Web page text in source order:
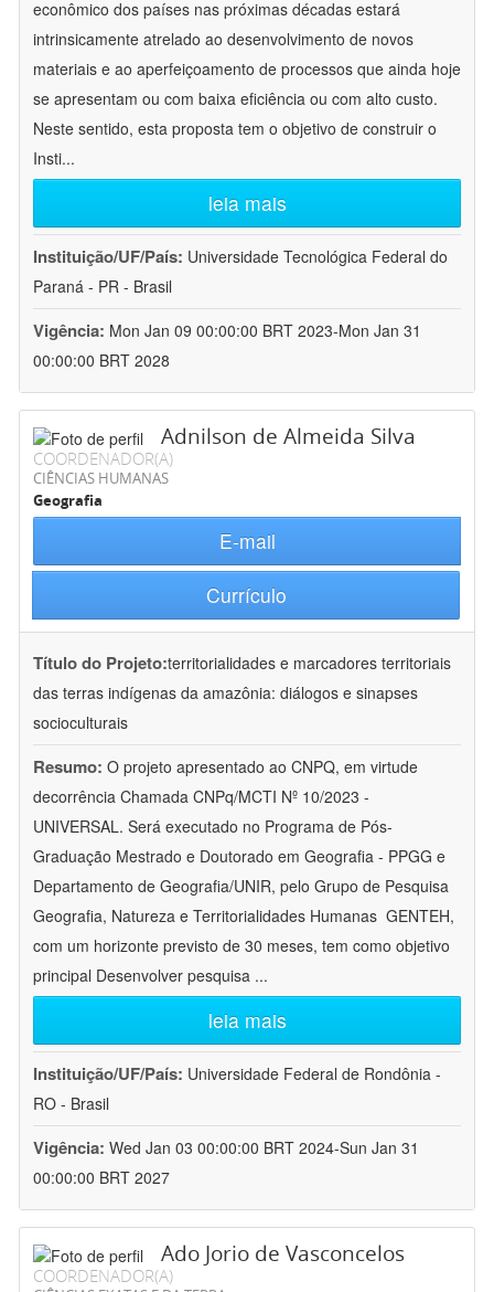
econômico dos países nas próximas décadas estará
intrinsicamente atrelado ao desenvolvimento de novos
materiais e ao aperfeiçoamento de processos que ainda hoje
se apresentam ou com baixa eficiência ou com alto custo.
Neste sentido, esta proposta tem o objetivo de construir o
Insti...
leia mais
Instituição/UF/País: Universidade Tecnológica Federal do
Paraná - PR - Brasil
Vigência: Mon Jan 09 00:00:00 BRT 2023-Mon Jan 31
00:00:00 BRT 2028
Adnilson de Almeida Silva
COORDENADOR(A)
CIÊNCIAS HUMANAS
Geografia
E-mail
Currículo
Título do Projeto:territorialidades e marcadores territoriais
das terras indígenas da amazônia: diálogos e sinapses
socioculturais
Resumo: O projeto apresentado ao CNPQ, em virtude
decorrência Chamada CNPq/MCTI Nº 10/2023 -
UNIVERSAL. Será executado no Programa de Pós-
Graduação Mestrado e Doutorado em Geografia - PPGG e
Departamento de Geografia/UNIR, pelo Grupo de Pesquisa
Geografia, Natureza e Territorialidades Humanas  GENTEH,
com um horizonte previsto de 30 meses, tem como objetivo
principal Desenvolver pesquisa ...
leia mais
Instituição/UF/País: Universidade Federal de Rondônia -
RO - Brasil
Vigência: Wed Jan 03 00:00:00 BRT 2024-Sun Jan 31
00:00:00 BRT 2027
Ado Jorio de Vasconcelos
COORDENADOR(A)